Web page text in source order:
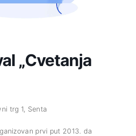
„Cvetanja
trg 1, Senta
prvi put 2013. da